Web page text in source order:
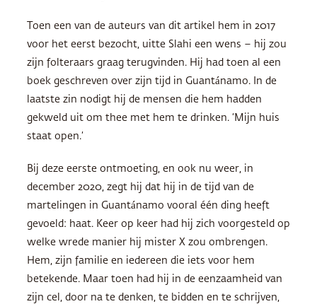
Toen een van de auteurs van dit artikel hem in 2017
voor het eerst bezocht, uitte Slahi een wens – hij zou
zijn folteraars graag terugvinden. Hij had toen al een
boek geschreven over zijn tijd in Guantánamo. In de
laatste zin nodigt hij de mensen die hem hadden
gekweld uit om thee met hem te drinken. ‘Mijn huis
staat open.’
Bij deze eerste ontmoeting, en ook nu weer, in
december 2020, zegt hij dat hij in de tijd van de
martelingen in Guantánamo vooral één ding heeft
gevoeld: haat. Keer op keer had hij zich voorgesteld op
welke wrede manier hij mister X zou ombrengen.
Hem, zijn familie en iedereen die iets voor hem
betekende. Maar toen had hij in de eenzaamheid van
zijn cel, door na te denken, te bidden en te schrijven,